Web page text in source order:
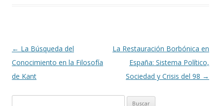
Navegación
de
entradas
← La Búsqueda del
Conocimiento en la Filosofía
de Kant
La Restauración Borbónica en
España: Sistema Político,
Sociedad y Crisis del 98 →